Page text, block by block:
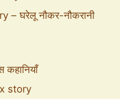
घरेलू नौकर-नौकरानी
story